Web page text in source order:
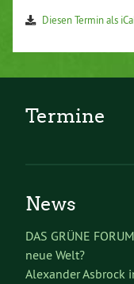
Diesen Termin als
Termine
News
DAS GRÜNE
neue Welt?
Alexander Asbrock